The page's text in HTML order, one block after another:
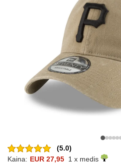
(5.0)
Kaina: EUR 27,95 1 x medis